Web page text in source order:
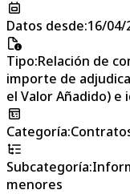
Datos desde:16/04/
Tipo:Relación de
importe de
el Valor Añadido)
Categoría:
Subcategoría:
menores